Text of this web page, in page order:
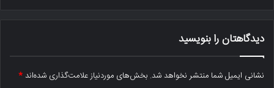
دیدگاهتان را بنویسید
نشانی ایمیل شما منتشر نخواهد شد. بخش‌های موردنیاز علامت‌گذاری شده‌اند*